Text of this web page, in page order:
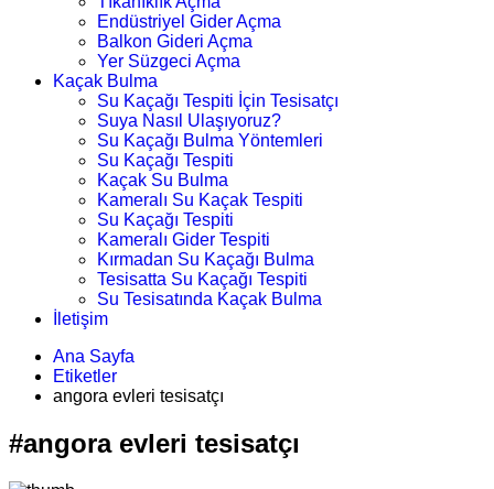
Endüstriyel Gider Açma
Balkon Gideri Açma
Yer Süzgeci Açma
Kaçak Bulma
Su Kaçağı Tespiti İçin Tesisatçı
Suya Nasıl Ulaşıyoruz?
Su Kaçağı Bulma Yöntemleri
Su Kaçağı Tespiti
Kaçak Su Bulma
Kameralı Su Kaçak Tespiti
Su Kaçağı Tespiti
Kameralı Gider Tespiti
Kırmadan Su Kaçağı Bulma
Tesisatta Su Kaçağı Tespiti
Su Tesisatında Kaçak Bulma
İletişim
Ana Sayfa
Etiketler
angora evleri tesisatçı
#angora evleri tesisatçı